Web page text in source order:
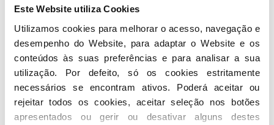
Este Website utiliza Cookies
Utilizamos cookies para melhorar o acesso, navegação e
desempenho do Website, para adaptar o Website e os
conteúdos às suas preferências e para analisar a sua
utilização. Por defeito, só os cookies estritamente
necessários se encontram ativos. Poderá aceitar ou
rejeitar todos os cookies, aceitar seleção nos botões
apresentados ou gerir ou desativar alguns destes
PSD que se realizou em Torres Vedras, nos dias 12,
13 e 14 de outubro de 2007, sucedendo aMiguel
Macedo. É sucedido por Luis Marques Guedesno
XXXI Congresso do Partido.
Em 2013, foi eleito Presidente da Câmara Municipal
de Aveiro.